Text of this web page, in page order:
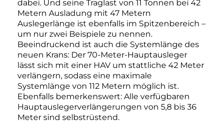
dabei. Und seine Traglast von 11 Tonnen bei 42
Metern Ausladung mit 47 Metern
Auslegerlänge ist ebenfalls im Spitzenbereich –
um nur zwei Beispiele zu nennen.
Beeindruckend ist auch die Systemlänge des
neuen Krans: Der 70-Meter-Hauptausleger
lässt sich mit einer HAV um stattliche 42 Meter
verlängern, sodass eine maximale
Systemlänge von 112 Metern möglich ist.
Ebenfalls bemerkenswert: Alle verfügbaren
Hauptauslegerverlängerungen von 5,8 bis 36
Meter sind selbstrüstend.